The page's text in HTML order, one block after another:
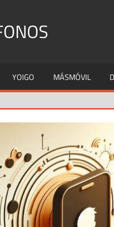
YOIGO MÁSMÓVIL